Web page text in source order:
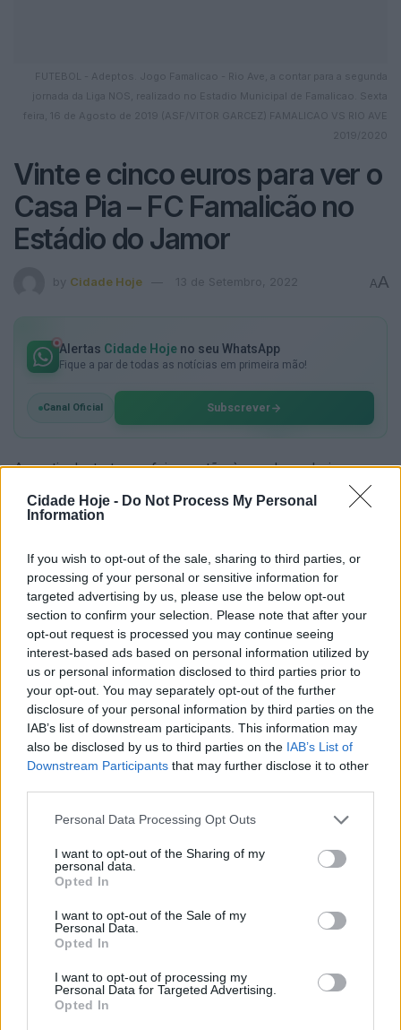
Cidade Hoje - Do Not Process My Personal
Information
If you wish to opt-out of the sale, sharing to third parties, or
processing of your personal or sensitive information for
targeted advertising by us, please use the below opt-out
section to confirm your selection. Please note that after your
opt-out request is processed you may continue seeing
interest-based ads based on personal information utilized by
us or personal information disclosed to third parties prior to
your opt-out. You may separately opt-out of the further
disclosure of your personal information by third parties on the
IAB’s list of downstream participants. This information may
also be disclosed by us to third parties on the IAB’s List of
Downstream Participants that may further disclose it to other
Personal Data Processing Opt Outs
I want to opt-out of the Sharing of my
personal data.
Opted In
I want to opt-out of the Sale of my
Personal Data.
Opted In
I want to opt-out of processing my
Personal Data for Targeted Advertising.
Opted In
FUTEBOL - Adeptos. Jogo Famalicao - Rio Ave, a contar para a segunda
jornada da Liga NOS, realizado no Estadio Municipal de Famalicao. Sexta
feira, 16 de Agosto de 2019 (ASF/VITOR GARCEZ) FAMALICAO VS RIO AVE
2019/2020
Vinte e cinco euros para ver o
Casa Pia – FC Famalicão no
Estádio do Jamor
by Cidade Hoje 13 de Setembro, 2022 AA
Alertas Cidade Hoje no seu WhatsApp
Fique a par de todas as notícias em primeira mão!
Canal Oficial Subscrever
A partir desta terça-feira, estão à venda na Loja
Oficial, os bilhetes para o jogo entre o Casa Pia
Atlético Clube e o FC Famalicão, da 7.ª jornada da Liga
domingo, no Estádio do Jamor.
O emblema famalicense está a vender os ingressos
mediante as seguintes condições:bilhete – 10 euros;
bilhete + transporte – 25 euros.
a reserva de lugar no autocarro terá de ser efetuada
até às 19 horas de sexta-feira. O transporte (com
saída agendada para as 10 horas de domingo) está
bilhetes casa pia
FC Famalicão